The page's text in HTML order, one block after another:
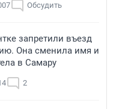
Обсудить
запретили въезд
Она сменила имя и
в Самару
2